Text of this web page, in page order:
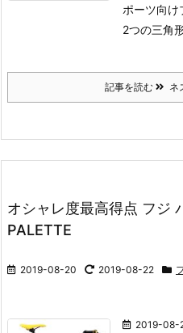
ポーツ向け
2つの三角
記事を読む ネ
オシャレ度最高得点 フ
PALETTE
2019-08-20 2019-08-22
2019-08-